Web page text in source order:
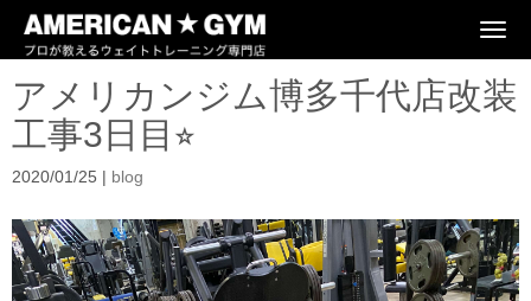
N
i
g
アメリカンジム博多千代店改装
工事3日目⭐︎
2020/01/25 | blog